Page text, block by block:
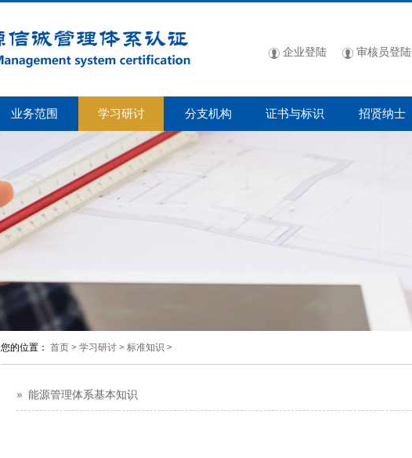
企业登陆 审核员登陆
业务范围 学习研讨 分支机构 证书与标识 招贤纳士
您的位置： 首页 > 学习研讨 > 标准知识 >
能源管理体系基本知识